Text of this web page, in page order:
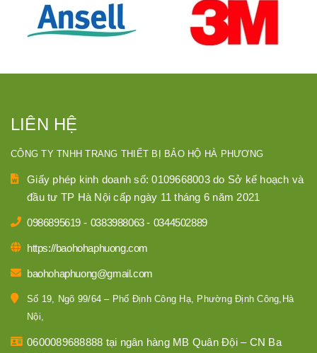
LIÊN HỆ
CÔNG TY TNHH TRANG THIẾT BỊ BẢO HỘ HÀ PHƯƠNG
Giấy phép kinh doanh số: 0109668003 do Sở kế hoạch và
đầu tư TP Hà Nội cấp ngày 11 tháng 6 năm 2021
0986895619 - 0383988063- 0344502889
https://baohohaphuong.com
baohohaphuong@gmail.com
Số 19, Ngõ 99/64 – Phố Định Công Hạ, Phường Định Công,Hà
Nội,
0600089688888 tại ngân hàng MB Quân Đội – CN Ba